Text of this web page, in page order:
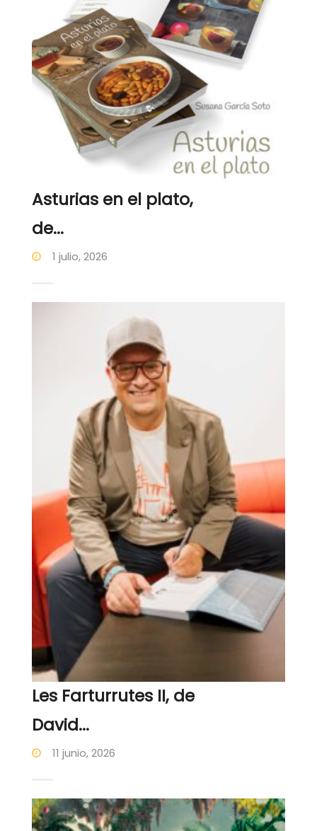
Asturias en el plato,
de...
1 julio, 2026
Les Farturrutes II, de
David...
11 junio, 2026